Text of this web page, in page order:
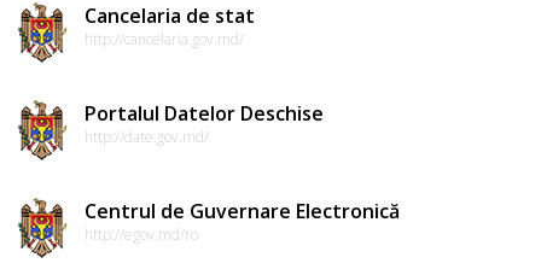
Cancelaria de stat
http://cancelaria.gov.md/
Portalul Datelor Deschise
http://date.gov.md/
Centrul de Guvernare Electronică
http://egov.md/ro